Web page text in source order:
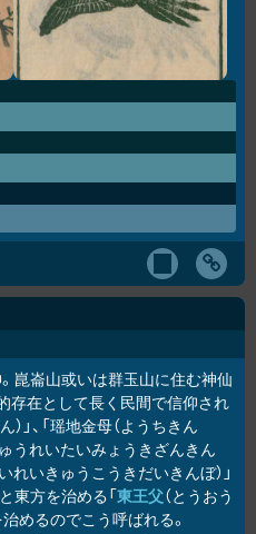
崑崙山或いは群玉山に住む神仙
存在として長く民間で信仰され
」、「瑶地金母（ようちきん
ゅうれいたいみょうきざんきん
れいきゅうこうきだいきんぼ）」
東方を治める「東王父（とうおう
めるのでこう呼ばれる。